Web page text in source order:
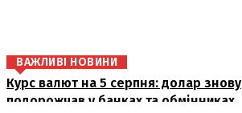
ВАЖЛИВІ НОВИНИ
Курс валют на 5 серпня: долар знову
подорожчав у банках та обмінниках